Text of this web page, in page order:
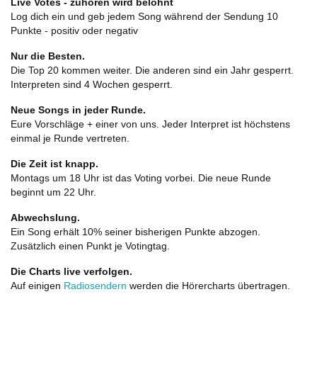
Live Votes - zuhören wird belohnt
Log dich ein und geb jedem Song während der Sendung 10
Punkte - positiv oder negativ
Nur die Besten.
Die Top 20 kommen weiter. Die anderen sind ein Jahr gesperrt.
Interpreten sind 4 Wochen gesperrt.
Neue Songs in jeder Runde.
Eure Vorschläge + einer von uns. Jeder Interpret ist höchstens
einmal je Runde vertreten.
Die Zeit ist knapp.
Montags um 18 Uhr ist das Voting vorbei. Die neue Runde
beginnt um 22 Uhr.
Abwechslung.
Ein Song erhält 10% seiner bisherigen Punkte abzogen.
Zusätzlich einen Punkt je Votingtag.
Die Charts live verfolgen.
Auf einigen Radiosendern werden die Hörercharts übertragen.